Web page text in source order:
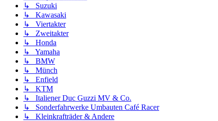
↳ Suzuki
↳ Kawasaki
↳ Viertakter
↳ Zweitakter
↳ Honda
↳ Yamaha
↳ BMW
↳ Münch
↳ Enfield
↳ KTM
↳ Italiener Duc Guzzi MV & Co.
↳ Sonderfahrwerke Umbauten Café Racer
↳ Kleinkrafträder & Andere